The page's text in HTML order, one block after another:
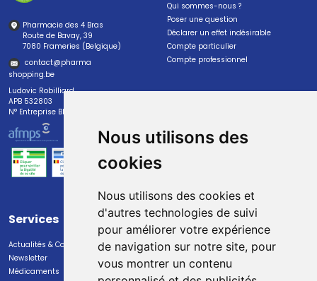
Nous utilisons des
cookies
Nous utilisons des cookies et
d'autres technologies de suivi
pour améliorer votre expérience
de navigation sur notre site, pour
vous montrer un contenu
Pharmacie des 4 Bras
Route de Bavay, 39
7080 Frameries (Belgique)
contact@pharma
shopping.be
Ludovic Robilliard
APB 532803
N° Entreprise BE0447.382.113
Qui sommes-nous ?
Poser une question
Déclarer un effet indésirable
Compte particulier
Compte professionnel
Services
Actualités & Conseils
Newsletter
Médicaments
Paiement
Paiement sécurisé